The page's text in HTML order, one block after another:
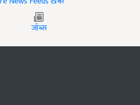
जॉब्स